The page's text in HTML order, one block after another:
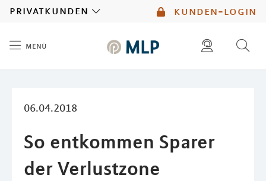
kunden-login
privatkunden
menü
06.04.2018
So entkommen Sparer
der Verlustzone